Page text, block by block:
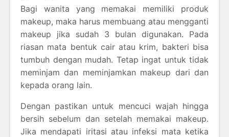
Bagi wanita yang memakai memiliki produk
makeup, maka harus membuang atau mengganti
makeup jika sudah 3 bulan digunakan. Pada
riasan mata bentuk cair atau krim, bakteri bisa
tumbuh dengan mudah. Tetap ingat untuk tidak
meminjam dan meminjamkan makeup dari dan
kepada orang lain.
Dengan pastikan untuk mencuci wajah hingga
bersih sebelum dan setelah memakai makeup.
Jika mendapati iritasi atau infeksi mata ketika